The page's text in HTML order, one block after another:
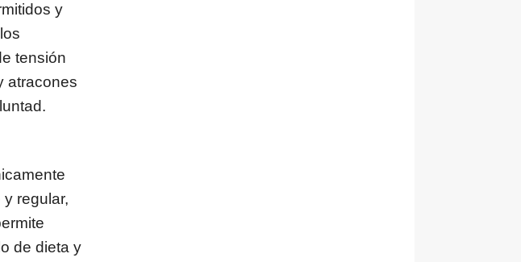
y
tensión
atracones
regular,
de dieta y